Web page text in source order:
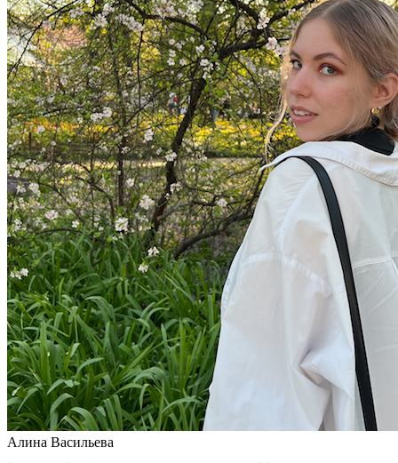
Алина Васильева